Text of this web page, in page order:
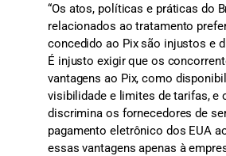
“Os atos, políticas e práticas do
relacionados ao tratamento
concedido ao Pix são injustos e
É injusto exigir que os
vantagens ao Pix, como
visibilidade e limites de tarifas, e
discrimina os fornecedores de
pagamento eletrônico dos EUA
essas vantagens apenas à